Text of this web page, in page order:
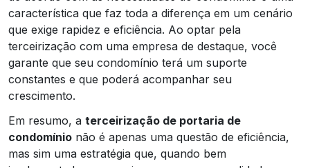
característica que faz toda a diferença em um cenário
que exige rapidez e eficiência. Ao optar pela
terceirização com uma empresa de destaque, você
garante que seu condomínio terá um suporte
constantes e que poderá acompanhar seu
crescimento.
Em resumo, a terceirização de portaria de
condomínio não é apenas uma questão de eficiência,
mas sim uma estratégia que, quando bem